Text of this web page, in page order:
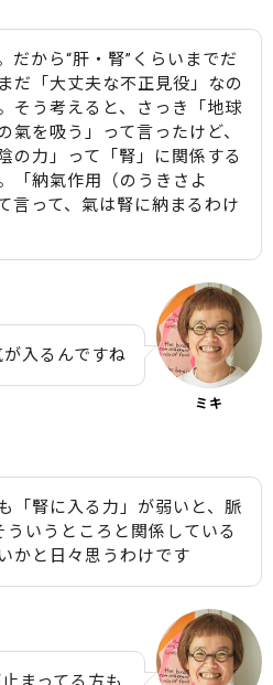
だから“肝・腎”くらいまでだ
だ「大丈夫な不正見役」なの
そう考えると、さっき「地球
氣を吸う」って言ったけど、
の力」って「腎」に関係する
「納氣作用（のうきさよ
言って、氣は腎に納まるわけ
が入るんですね
ミキ
「腎に入る力」が弱いと、脈
ういうところと関係している
かと日々思うわけです